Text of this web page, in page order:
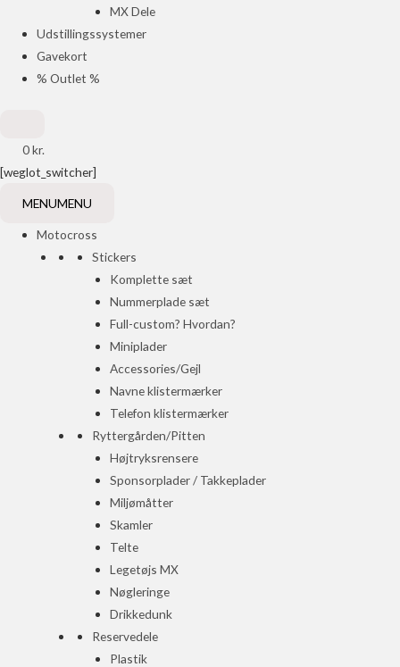
MX Dele
Udstillingssystemer
Gavekort
% Outlet %
0kr.
[weglot_switcher]
MENUMENU
Motocross
Stickers
Komplette sæt
Nummerplade sæt
Full-custom? Hvordan?
Miniplader
Accessories/Gejl
Navne klistermærker
Telefon klistermærker
Ryttergården/Pitten
Højtryksrensere
Sponsorplader / Takkeplader
Miljømåtter
Skamler
Telte
Legetøjs MX
Nøgleringe
Drikkedunk
Reservedele
Plastik